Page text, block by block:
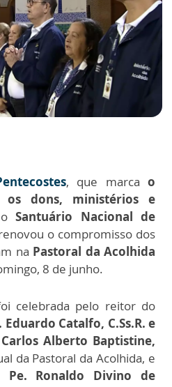
, que marcao
dons, ministérios e
Santuário Nacional de
o compromisso dos
na Pastoral da Acolhida
8 de junho.
celebrada pelo reitor do
Eduardo Catalfo, C.Ss.R. e
Alberto Baptistine,
da Pastoral da Acolhida, e
Pe. Ronaldo Divino de